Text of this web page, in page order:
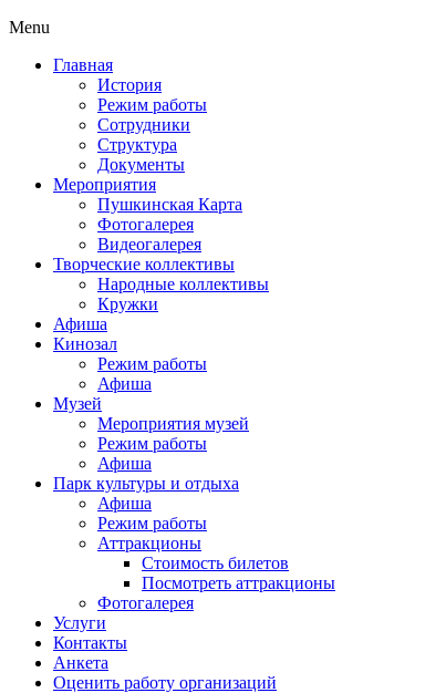
Menu
Главная
История
Режим работы
Сотрудники
Структура
Документы
Мероприятия
Пушкинская Карта
Фотогалерея
Видеогалерея
Творческие коллективы
Народные коллективы
Кружки
Афиша
Кинозал
Режим работы
Афиша
Музей
Мероприятия музей
Режим работы
Афиша
Парк культуры и отдыха
Афиша
Режим работы
Аттракционы
Стоимость билетов
Посмотреть аттракционы
Фотогалерея
Услуги
Контакты
Анкета
Оценить работу организаций